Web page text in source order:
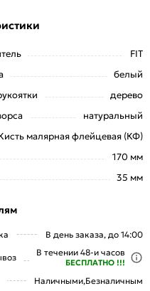
FIT
белый
дерево
натуральный
малярная флейцевая (КФ)
170 мм
35 мм
В день заказа, до 14:00
В течении 48-и часов
БЕСПЛАТНО !!!
Наличными,Безналичным